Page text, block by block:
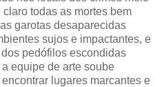
todas as mortes bem
garotas desaparecidas
sujos e impactantes, e
pedófilos escondidas
equipe de arte soube
lugares marcantes e